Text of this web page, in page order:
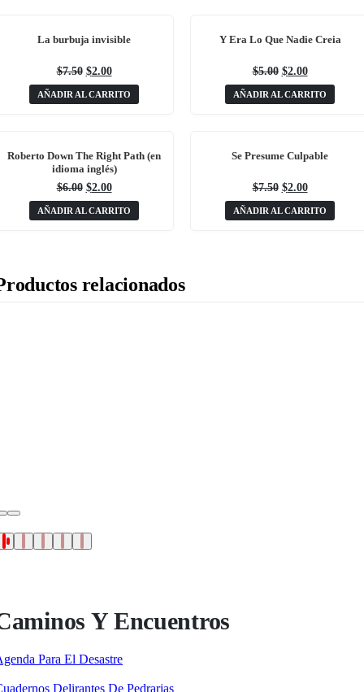
La burbuja invisible
$7.50 El
precio
original
$2.00El
precio
actual
AÑADIR AL CARRITO
Y Era Lo Que Nadie Creia
$5.00 El
precio
original
$2.00El
precio
actual
AÑADIR AL CARRITO
Roberto Down The Right Path (en
idioma inglés)
$6.00 El
precio
original
$2.00El
precio
actual
AÑADIR AL CARRITO
Se Presume Culpable
$7.50 El
precio
original
$2.00El
precio
actual
AÑADIR AL CARRITO
relacionados
Y Encuentros
Para El Desastre
Delirantes De Pedrarias